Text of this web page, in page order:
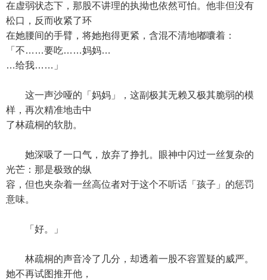
在虚弱状态下，那股不讲理的执拗也依然可怕。他非但没有
松口，反而收紧了环
在她腰间的手臂，将她抱得更紧，含混不清地嘟囔着：
「不……要吃……妈妈…
…给我……」
这一声沙哑的「妈妈」，这副极其无赖又极其脆弱的模
样，再次精准地击中
了林疏桐的软肋。
她深吸了一口气，放弃了挣扎。眼神中闪过一丝复杂的
光芒：那是极致的纵
容，但也夹杂着一丝高位者对于这个不听话「孩子」的惩罚
意味。
「好。」
林疏桐的声音冷了几分，却透着一股不容置疑的威严。
她不再试图推开他，